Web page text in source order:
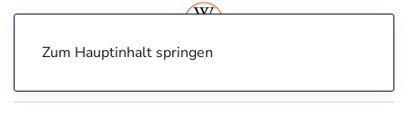
Zum Hauptinhalt springen